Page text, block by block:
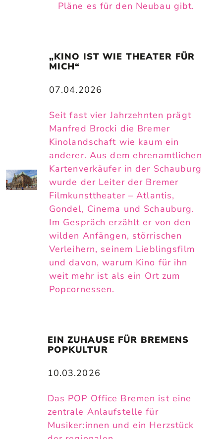
Pläne es für den Neubau gibt.
„KINO IST WIE THEATER FÜR
MICH“
07.04.2026
Seit fast vier Jahrzehnten prägt
Manfred Brocki die Bremer
Kinolandschaft wie kaum ein
anderer. Aus dem ehrenamtlichen
Kartenverkäufer in der Schauburg
wurde der Leiter der Bremer
Filmkunsttheater – Atlantis,
Gondel, Cinema und Schauburg.
Im Gespräch erzählt er von den
wilden Anfängen, störrischen
Verleihern, seinem Lieblingsfilm
und davon, warum Kino für ihn
weit mehr ist als ein Ort zum
Popcornessen.
EIN ZUHAUSE FÜR BREMENS
POPKULTUR
10.03.2026
Das POP Office Bremen ist eine
zentrale Anlaufstelle für
Musiker:innen und ein Herzstück